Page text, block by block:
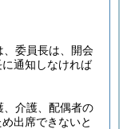
、委員長は、開会
通知しなければ
、介護、配偶者の
出席できないと